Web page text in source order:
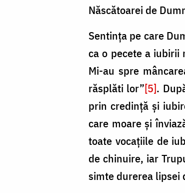
Născătoarei de
Sentinţa pe care
ca o pecete a iubirii
Mi-au spre
răsplăti lor”[5].
prin credinţă şi
care moare şi
toate vocaţiile de
de chinuire, iar
simte durerea lipsei